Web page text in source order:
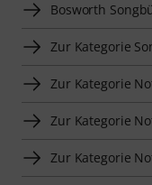
Bosworth
Zur Kategorie
Zur Kategorie
Zur Kategorie
Zur Kategorie